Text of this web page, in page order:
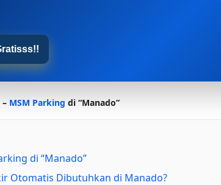
– MSM Parking di “Manado”
di “Manado”
Otomatis Dibutuhkan di Manado?